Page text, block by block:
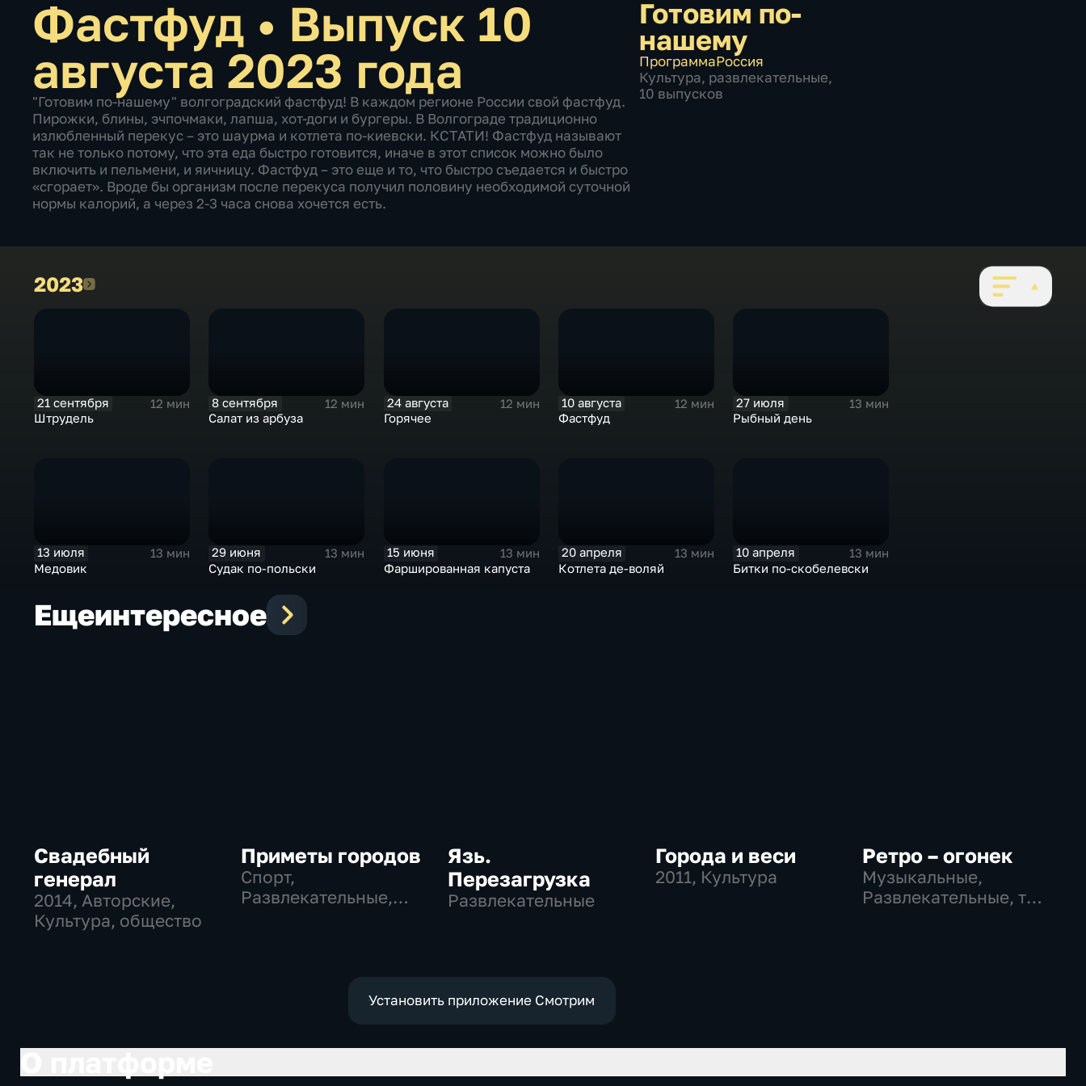
Фастфуд • Выпуск 10
августа 2023 года
"Готовим по-нашему" волгоградский фастфуд! В каждом регионе России свой фастфуд.
Пирожки, блины, эчпочмаки, лапша, хот-доги и бургеры. В Волгограде традиционно
излюбленный перекус – это шаурма и котлета по-киевски. КСТАТИ! Фастфуд называют
так не только потому, что эта еда быстро готовится, иначе в этот список можно было
включить и пельмени, и яичницу. Фастфуд – это еще и то, что быстро съедается и быстро
«сгорает». Вроде бы организм после перекуса получил половину необходимой суточной
нормы калорий, а через 2-3 часа снова хочется есть.
Готовим по-
нашему
ПрограммаРоссия
Культура, развлекательные,
10 выпусков
20232023
21 сентября
12 мин
Штрудель
8 сентября
12 мин
Салат из арбуза
24 августа
12 мин
Горячее
10 августа
12 мин
Фастфуд
27 июля
13 мин
Рыбный день
13 июля
13 мин
Медовик
29 июня
13 мин
Судак по-польски
15 июня
13 мин
Фаршированная капуста
20 апреля
13 мин
Котлета де-воляй
10 апреля
13 мин
Битки по-скобелевски
Ещеинтересное
Свадебный
генерал
2014, Авторские,
Культура, общество
Приметы городов
Спорт,
Развлекательные,
Язь.
Перезагрузка
Развлекательные
Города и веси
2011, Культура
Ретро – огонек
Музыкальные,
Развлекательные, тВ
Установить приложение Смотрим